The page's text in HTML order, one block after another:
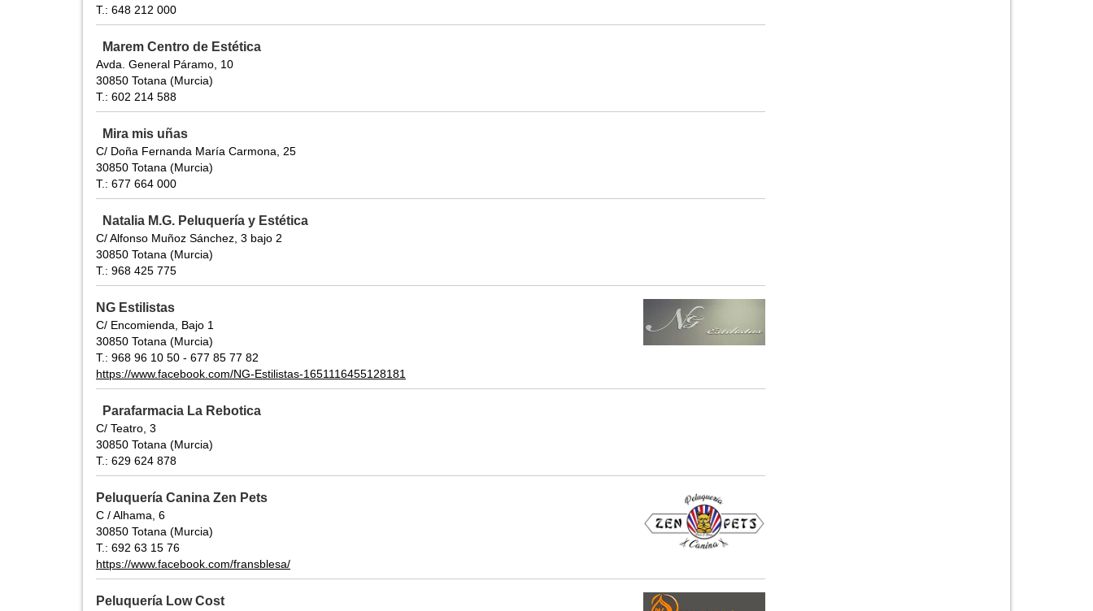
T.: 648 212 000
Marem Centro de Estética
Avda. General Páramo, 10
30850 Totana (Murcia)
T.: 602 214 588
Mira mis uñas
C/ Doña Fernanda María Carmona, 25
30850 Totana (Murcia)
T.: 677 664 000
Natalia M.G. Peluquería y Estética
C/ Alfonso Muñoz Sánchez, 3 bajo 2
30850 Totana (Murcia)
T.: 968 425 775
NG Estilistas
C/ Encomienda, Bajo 1
30850 Totana (Murcia)
T.: 968 96 10 50 - 677 85 77 82
https://www.facebook.com/NG-Estilistas-1651116455128181
Parafarmacia La Rebotica
C/ Teatro, 3
30850 Totana (Murcia)
T.: 629 624 878
Peluquería Canina Zen Pets
C / Alhama, 6
30850 Totana (Murcia)
T.: 692 63 15 76
https://www.facebook.com/fransblesa/
Peluquería Low Cost